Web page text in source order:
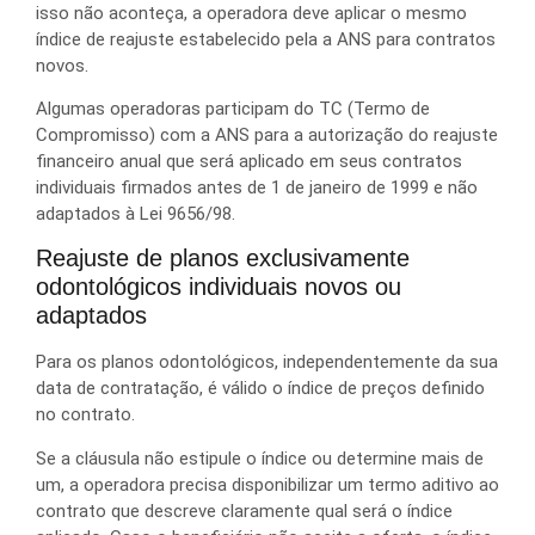
isso não aconteça, a operadora deve aplicar o mesmo
índice de reajuste estabelecido pela a ANS para contratos
novos.
Algumas operadoras participam do TC (Termo de
Compromisso) com a ANS para a autorização do reajuste
financeiro anual que será aplicado em seus contratos
individuais firmados antes de 1 de janeiro de 1999 e não
adaptados à Lei 9656/98.
Reajuste de planos exclusivamente
odontológicos individuais novos ou
adaptados
Para os planos odontológicos, independentemente da sua
data de contratação, é válido o índice de preços definido
no contrato.
Se a cláusula não estipule o índice ou determine mais de
um, a operadora precisa disponibilizar um termo aditivo ao
contrato que descreve claramente qual será o índice